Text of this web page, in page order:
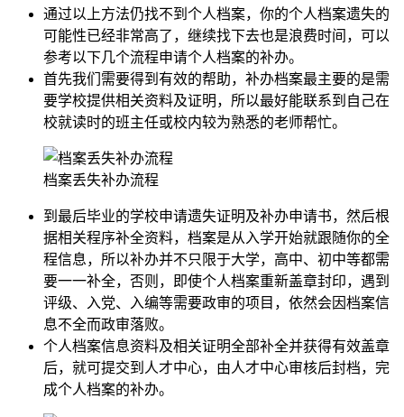
通过以上方法仍找不到个人档案，你的个人档案遗失的
可能性已经非常高了，继续找下去也是浪费时间，可以
参考以下几个流程申请个人档案的补办。
首先我们需要得到有效的帮助，补办档案最主要的是需
要学校提供相关资料及证明，所以最好能联系到自己在
校就读时的班主任或校内较为熟悉的老师帮忙。
档案丢失补办流程
到最后毕业的学校申请遗失证明及补办申请书，然后根
据相关程序补全资料，档案是从入学开始就跟随你的全
程信息，所以补办并不只限于大学，高中、初中等都需
要一一补全，否则，即使个人档案重新盖章封印，遇到
评级、入党、入编等需要政审的项目，依然会因档案信
息不全而政审落败。
个人档案信息资料及相关证明全部补全并获得有效盖章
后，就可提交到人才中心，由人才中心审核后封档，完
成个人档案的补办。